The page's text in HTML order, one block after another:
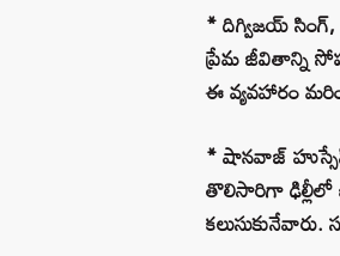
* దిగ్విజయ్
ప్రేమ జీవితాన్ని
ఈ వ్యవహారం
* షానవాజ్
తొలిసారిగా ఢిల్లీలో